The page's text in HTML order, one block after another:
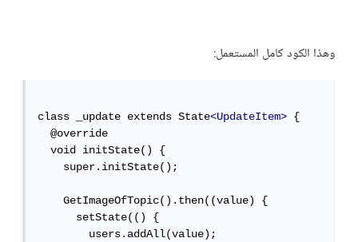
وهذا الكود كامل المستعمل:
class _update extends State<UpdateItem> {
  @override
  void initState() {
    super.initState();
    GetImageOfTopic().then((value) {
      setState(() {
        users.addAll(value);